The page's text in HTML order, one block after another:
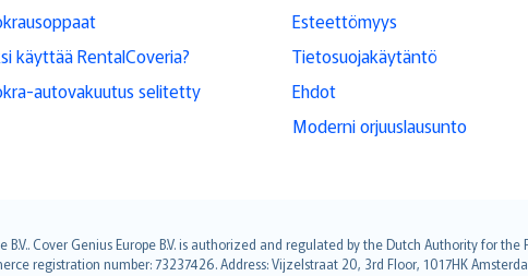
käyttää RentalCoveria?
autovakuutus selitetty
Esteettömyys
Tietosuojakäytäntö
Ehdot
Moderni orjuuslausunto
B.V.. Cover Genius Europe B.V. is authorized and regulated by the Dutch Authority for
registration number: 73237426. Address: Vijzelstraat 20, 3rd Floor, 1017HK